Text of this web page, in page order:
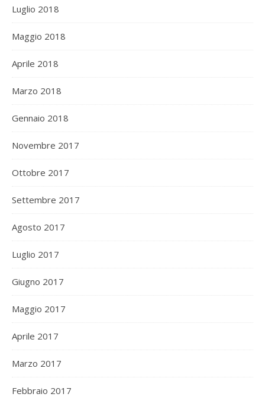
Luglio 2018
Maggio 2018
Aprile 2018
Marzo 2018
Gennaio 2018
Novembre 2017
Ottobre 2017
Settembre 2017
Agosto 2017
Luglio 2017
Giugno 2017
Maggio 2017
Aprile 2017
Marzo 2017
Febbraio 2017